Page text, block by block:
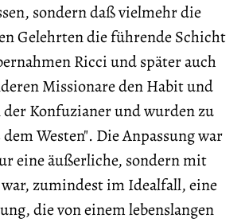
sondern daß vielmehr die
Gelehrten die führende Schicht
Ricci und später auch
Missionare den Habit und
der Konfuzianer und wurden zu
Westen". Die Anpassung war
eine äußerliche, sondern mit
zumindest im Idealfall, eine
die von einem lebenslangen